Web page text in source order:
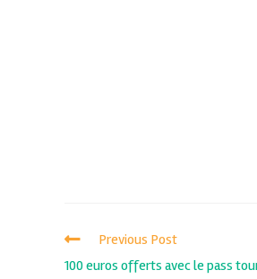
Previous Post
100 euros offerts avec le pass